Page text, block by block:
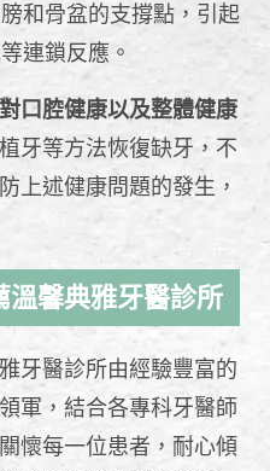
和骨盆的支撐點，引起
連鎖反應。
口腔健康以及整體健康
牙等方法恢復缺牙，不
上述健康問題的發生，
溫馨典雅牙醫診所
牙醫診所由經驗豐富的
軍，結合各專科牙醫師
懷每一位患者，耐心傾